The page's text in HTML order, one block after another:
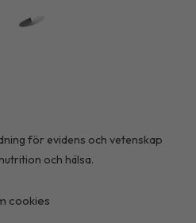
för evidens och vetenskap
och hälsa.
cookies